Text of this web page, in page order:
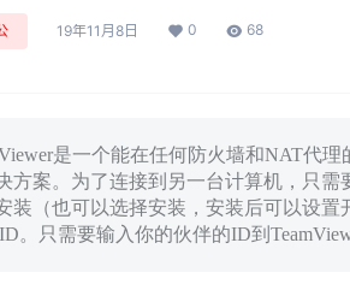
19年11月8日 0 68
是一个能在任何防火墙和NAT代
方案。为了连接到另一台计算机，只需
装（也可以选择安装，安装后可以设
。只需要输入你的伙伴的ID到